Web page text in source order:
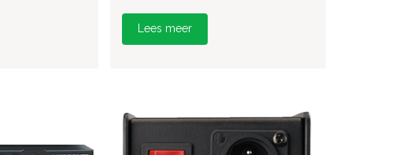
Lees meer